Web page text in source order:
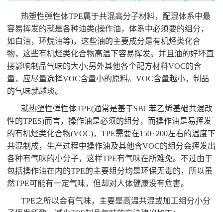
热塑性弹性体TPE属于共混高分子材料，配混体系中最
容易挥发的就是各种油类(操作油，体系中必须要的组分，
如白油，环烷油等)，这些油的主要成分是有机烃类化合
物，这些有机烃类化合物高温下容易挥发。并且油的好坏直
接影响制品气味的大小;另外其他各个配方材料VOC的含
量，应尽量选择VOC含量小的原料。VOC含量越小，制品
的气味就越淡。
就热塑性弹性体TPE(通常是基于SBC苯乙烯基础共混改
性的TPES)而言，操作油是必须的组分，而操作油是易挥发
的有机烃类化合物(VOC)，TPE需要在150~200左右的温度下
共混制成，生产过程中操作油及其他含VOC的组分会挥发出
各种有气味的小分子，这样TPE有气味在所难免。不过由于
包括操作油在内的TPE的主要组分均是环保无毒的，所以虽
然TPE可能有一定气味，但却对人体健康没有危害。
TPE之所以会有气味，主要是高温共混或加工组分小分